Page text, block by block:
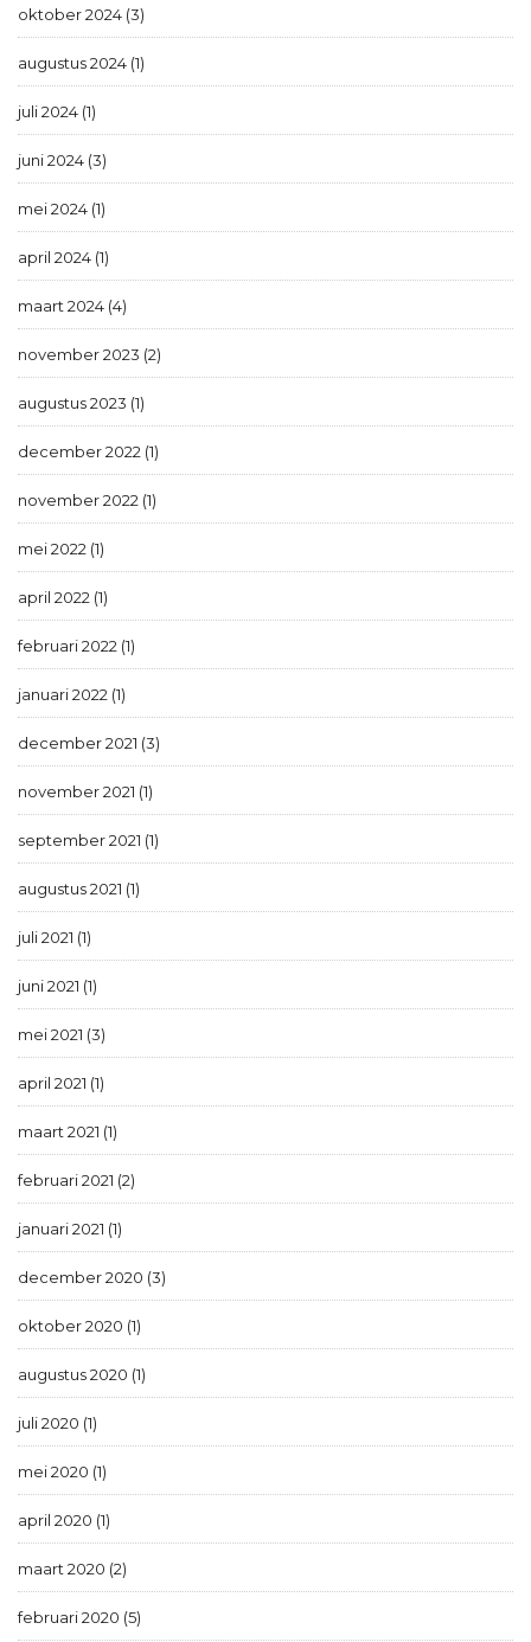
oktober 2024 (3)
augustus 2024 (1)
juli 2024 (1)
juni 2024 (3)
mei 2024 (1)
april 2024 (1)
maart 2024 (4)
november 2023 (2)
augustus 2023 (1)
december 2022 (1)
november 2022 (1)
mei 2022 (1)
april 2022 (1)
februari 2022 (1)
januari 2022 (1)
december 2021 (3)
november 2021 (1)
september 2021 (1)
augustus 2021 (1)
juli 2021 (1)
juni 2021 (1)
mei 2021 (3)
april 2021 (1)
maart 2021 (1)
februari 2021 (2)
januari 2021 (1)
december 2020 (3)
oktober 2020 (1)
augustus 2020 (1)
juli 2020 (1)
mei 2020 (1)
april 2020 (1)
maart 2020 (2)
februari 2020 (5)